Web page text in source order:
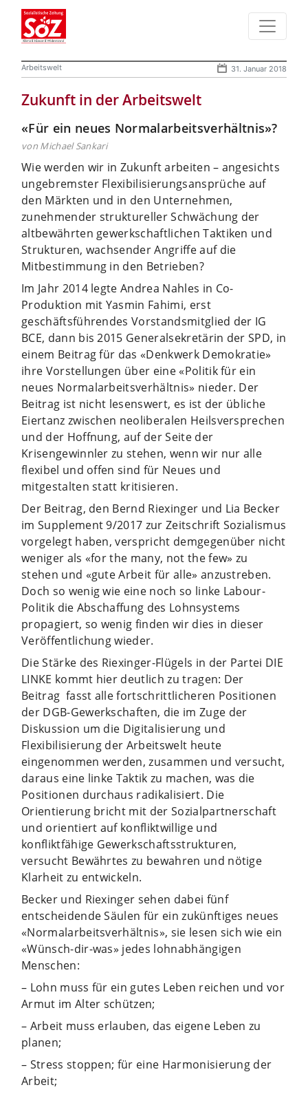
Arbeitswelt 31. Januar 2018
Zukunft in der Arbeitswelt
«Für ein neues Normalarbeitsverhältnis»?
von Michael Sankari
Wie werden wir in Zukunft arbeiten – angesichts
ungebremster Flexibilisierungsansprüche auf
den Märkten und in den Unternehmen,
zunehmender struktureller Schwächung der
altbewährten gewerkschaftlichen Taktiken und
Strukturen, wachsender Angriffe auf die
Mitbestimmung in den Betrieben?
Im Jahr 2014 legte Andrea Nahles in Co-
Produktion mit Yasmin Fahimi, erst
geschäftsführendes Vorstandsmitglied der IG
BCE, dann bis 2015 Generalsekretärin der SPD, in
einem Beitrag für das «Denkwerk Demokratie»
ihre Vorstellungen über eine «Politik für ein
neues Normalarbeitsverhältnis» nieder. Der
Beitrag ist nicht lesenswert, es ist der übliche
Eiertanz zwischen neoliberalen Heilsversprechen
und der Hoffnung, auf der Seite der
Krisengewinnler zu stehen, wenn wir nur alle
flexibel und offen sind für Neues und
mitgestalten statt kritisieren.
Der Beitrag, den Bernd Riexinger und Lia Becker
im Supplement 9/2017 zur Zeitschrift Sozialismus
vorgelegt haben, verspricht demgegenüber nicht
weniger als «for the many, not the few» zu
stehen und «gute Arbeit für alle» anzustreben.
Doch so wenig wie eine noch so linke Labour-
Politik die Abschaffung des Lohnsystems
propagiert, so wenig finden wir dies in dieser
Veröffentlichung wieder.
Die Stärke des Riexinger-Flügels in der Partei DIE
LINKE kommt hier deutlich zu tragen: Der
Beitrag fasst alle fortschrittlicheren Positionen
der DGB-Gewerkschaften, die im Zuge der
Diskussion um die Digitalisierung und
Flexibilisierung der Arbeitswelt heute
eingenommen werden, zusammen und versucht,
daraus eine linke Taktik zu machen, was die
Positionen durchaus radikalisiert. Die
Orientierung bricht mit der Sozialpartnerschaft
und orientiert auf konfliktwillige und
konfliktfähige Gewerkschaftsstrukturen,
versucht Bewährtes zu bewahren und nötige
Klarheit zu entwickeln.
Becker und Riexinger sehen dabei fünf
entscheidende Säulen für ein zukünftiges neues
«Normalarbeitsverhältnis», sie lesen sich wie ein
«Wünsch-dir-was» jedes lohnabhängigen
Menschen:
– Lohn muss für ein gutes Leben reichen und vor
Armut im Alter schützen;
– Arbeit muss erlauben, das eigene Leben zu
planen;
– Stress stoppen; für eine Harmonisierung der
Arbeit;